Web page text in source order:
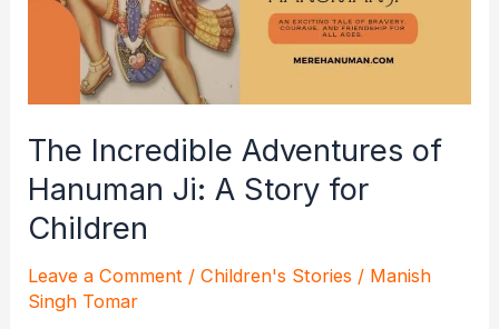
The Incredible Adventures of
Hanuman Ji: A Story for
Children
Leave a Comment /Children's Stories / Manish
Singh Tomar